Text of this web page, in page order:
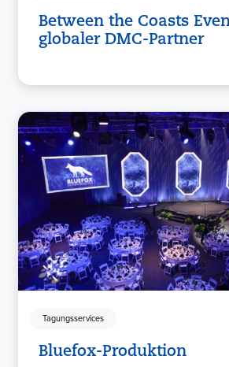
Between the Coasts
globaler DMC-Partner
Tagungsservices
Bluefox-Produktion